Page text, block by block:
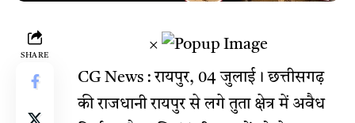
SHARE
×
CG News : रायपुर, 04 जुलाई। छत्तीसगढ़
की राजधानी रायपुर से लगे तुता क्षेत्र में अवैध